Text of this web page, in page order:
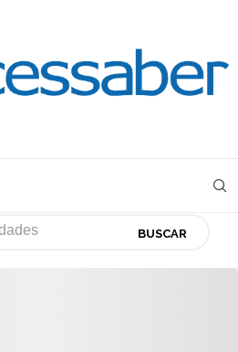
BUSCAR